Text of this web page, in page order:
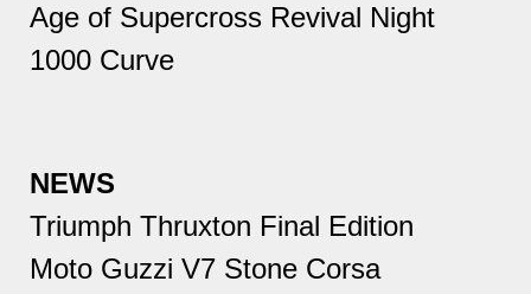
Age of Supercross Revival Night
1000 Curve
NEWS
Triumph Thruxton Final Edition
Moto Guzzi V7 Stone Corsa